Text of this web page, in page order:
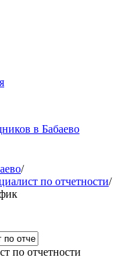
в Бабаево
/
по отчетности/
по отчетности